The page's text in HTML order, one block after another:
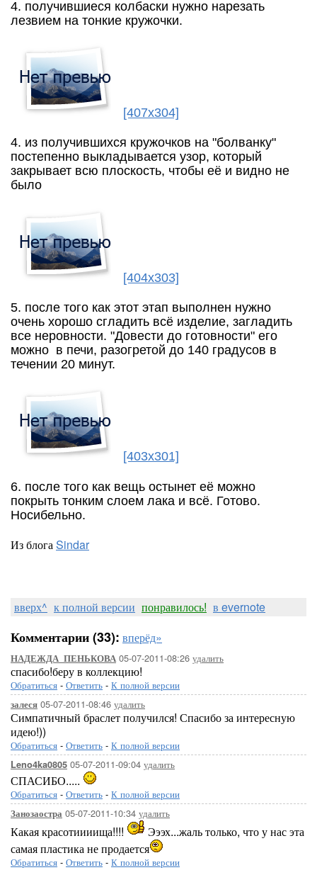
4. получившиеся колбаски нужно нарезать
лезвием на тонкие кружочки.
[407x304]
4. из получившихся кружочков на "болванку"
постепенно выкладывается узор, который
закрывает всю плоскость, чтобы её и видно не
было
[404x303]
5. после того как этот этап выполнен нужно
очень хорошо сгладить всё изделие, загладить
все неровности. "Довести до готовности" его
можно в печи, разогретой до 140 градусов в
течении 20 минут.
[403x301]
6. после того как вещь остынет её можно
покрыть тонким слоем лака и всё. Готово.
Носибельно.
Из блогаSindar
вверх^ к полной версии понравилось! в evernote
Комментарии (33): вперёд»
НАДЕЖДА_ПЕНЬКОВА 05-07-2011-08:26 удалить
спасибо!беру в коллекцию!
Обратиться - Ответить - К полной версии
залеся 05-07-2011-08:46 удалить
Симпатичный браслет получился! Спасибо за интересную
идею!))
Обратиться - Ответить - К полной версии
Leno4ka0805 05-07-2011-09:04 удалить
СПАСИБО.....
Обратиться - Ответить - К полной версии
Занозаостра 05-07-2011-10:34 удалить
Какая красотиииища!!!!
Эээх...жаль только, что у нас эта
самая пластика не продается
Обратиться - Ответить - К полной версии